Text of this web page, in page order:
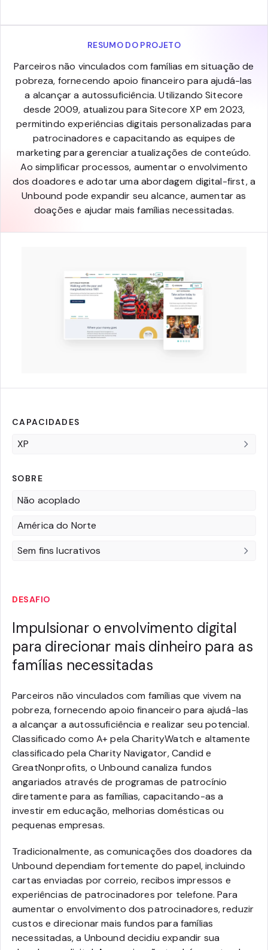
RESUMO DO PROJETO
Parceiros não vinculados com famílias em situação de
pobreza, fornecendo apoio financeiro para ajudá-las
a alcançar a autossuficiência. Utilizando Sitecore
desde 2009, atualizou para Sitecore XP em 2023,
permitindo experiências digitais personalizadas para
patrocinadores e capacitando as equipes de
marketing para gerenciar atualizações de conteúdo.
Ao simplificar processos, aumentar o envolvimento
dos doadores e adotar uma abordagem digital-first, a
Unbound pode expandir seu alcance, aumentar as
doações e ajudar mais famílias necessitadas.
CAPACIDADES
XP
SOBRE
Não acoplado
América do Norte
Sem fins lucrativos
DESAFIO
Impulsionar o envolvimento digital
para direcionar mais dinheiro para as
famílias necessitadas
Parceiros não vinculados com famílias que vivem na
pobreza, fornecendo apoio financeiro para ajudá-las
a alcançar a autossuficiência e realizar seu potencial.
Classificado como A+ pela CharityWatch e altamente
classificado pela Charity Navigator, Candid e
GreatNonprofits, o Unbound canaliza fundos
angariados através de programas de patrocínio
diretamente para as famílias, capacitando-as a
investir em educação, melhorias domésticas ou
pequenas empresas.
Tradicionalmente, as comunicações dos doadores da
Unbound dependiam fortemente do papel, incluindo
cartas enviadas por correio, recibos impressos e
experiências de patrocinadores por telefone. Para
aumentar o envolvimento dos patrocinadores, reduzir
custos e direcionar mais fundos para famílias
necessitadas, a Unbound decidiu expandir sua